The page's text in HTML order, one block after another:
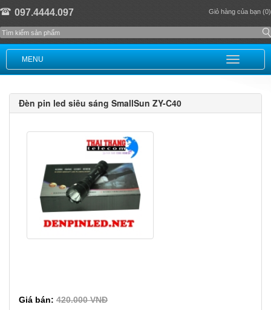
097.4444.097 Giỏ hàng của bạn (0)
MENU
Đèn pin led siêu sáng SmallSun ZY-C40
Giá bán: 420.000 VNĐ